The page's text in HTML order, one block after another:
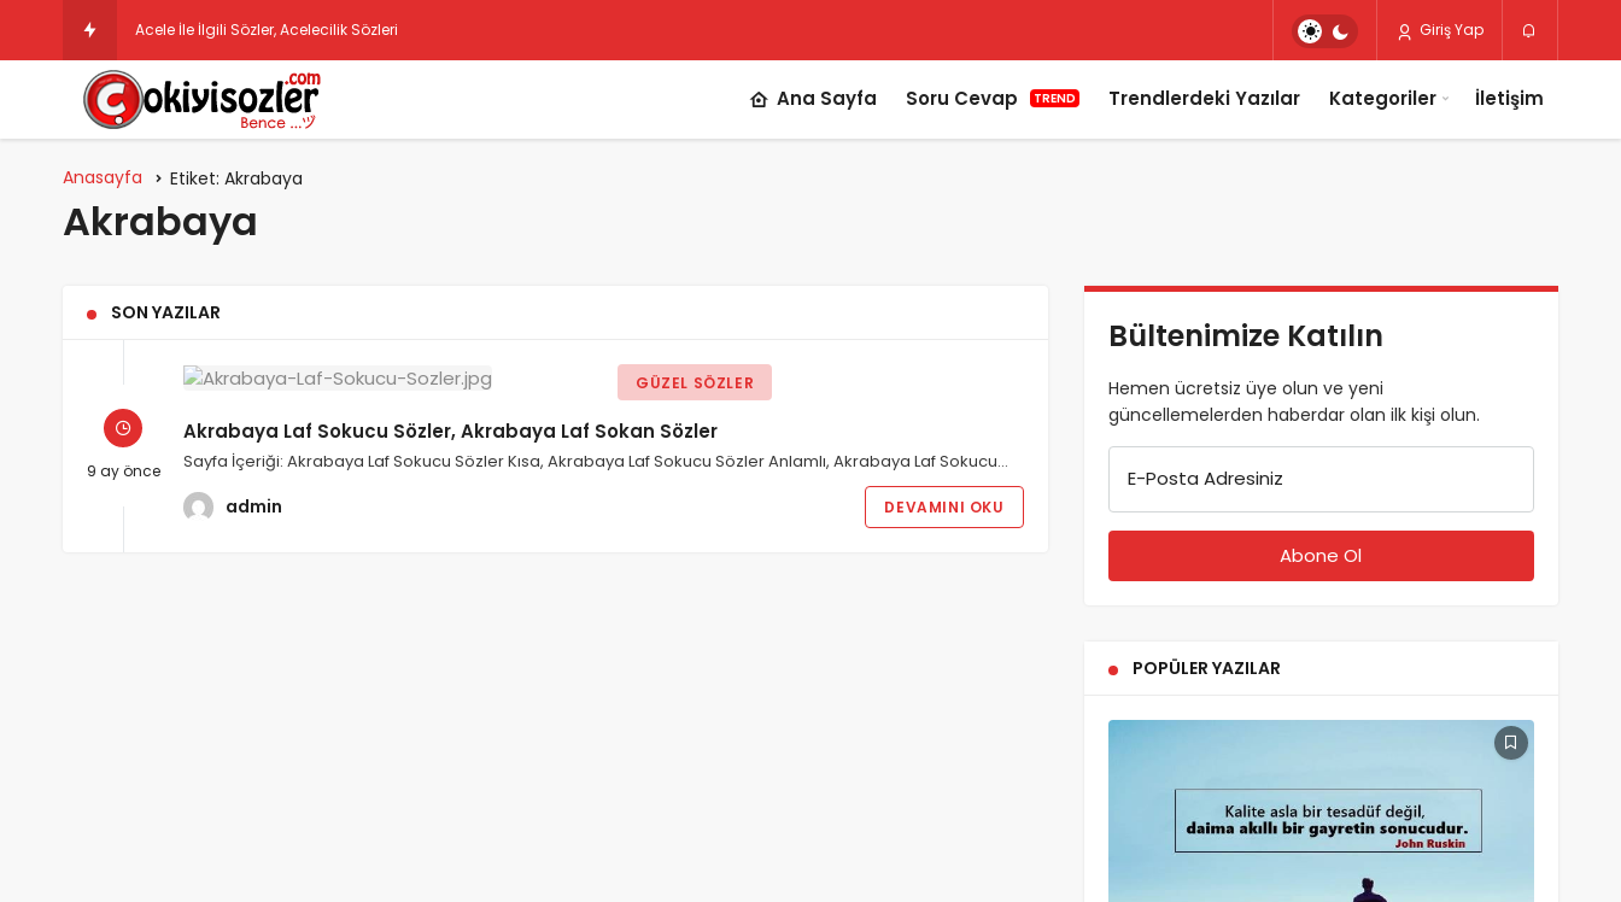
Acele İle İlgili Sözler, Acelecilik Sözleri Giriş Yap
Ana Sayfa Soru Cevap TREND Trendlerdeki Yazılar Kategoriler İletişim
Anasayfa Etiket: Akrabaya
Akrabaya
SON YAZILAR
9 ay önce
GÜZEL SÖZLER
Akrabaya Laf Sokucu Sözler, Akrabaya Laf Sokan Sözler
Sayfa İçeriği: Akrabaya Laf Sokucu Sözler Kısa, Akrabaya Laf Sokucu Sözler Anlamlı, Akrabaya Laf Sokucu…
admin DEVAMINI OKU
Bültenimize Katılın
Hemen ücretsiz üye olun ve yeni
güncellemelerden haberdar olan ilk kişi olun.
E-Posta Adresiniz
POPÜLER YAZILAR